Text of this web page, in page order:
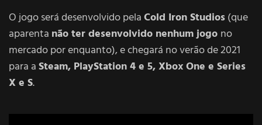
O jogo será desenvolvido pelaCold Iron Studios(que
aparenta não ter desenvolvido nenhum jogo no
mercado por enquanto), e chegará no verão de 2021
para aSteam, PlayStation 4 e 5, Xbox One e Series
X e S.